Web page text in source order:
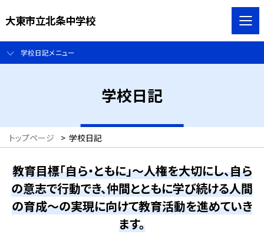
大東市立北条中学校
学校日記メニュー
学校日記
トップページ > 学校日記
教育目標「自ら・ともに」～人権を大切にし、自ら
の意志で行動でき、仲間とともに学び続ける人間
の育成～の実現に向けて教育活動を進めていき
ます。